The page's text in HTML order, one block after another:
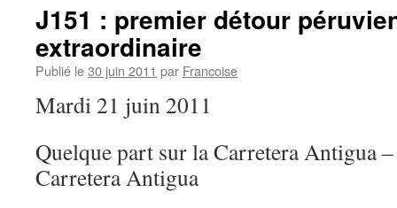
J151 : premier détour
extraordinaire
Publié le30 juin 2011 par Francoise
Mardi 21 juin 2011
Quelque part sur la Carretera Antigua
Carretera Antigua